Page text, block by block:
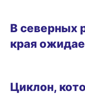
В северных
края
Циклон,